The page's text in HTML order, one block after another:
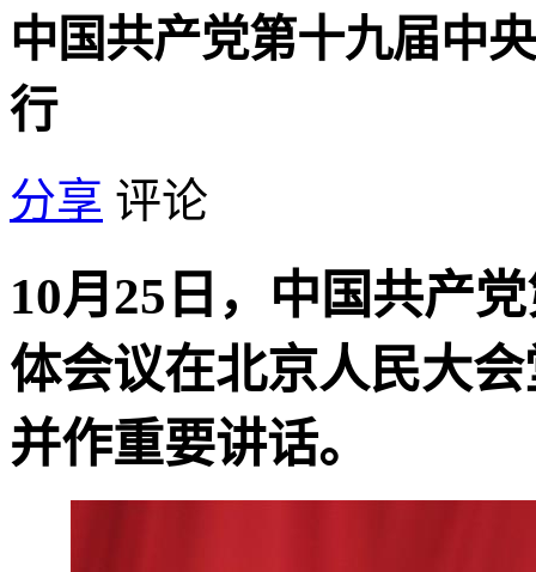
中国共产党第十九届中
行
分享 评论
10月25日，中国共产
体会议在北京人民大
并作重要讲话。